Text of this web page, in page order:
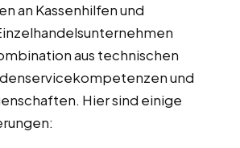
an Kassenhilfen und
aus technischen
und
Hier sind einige